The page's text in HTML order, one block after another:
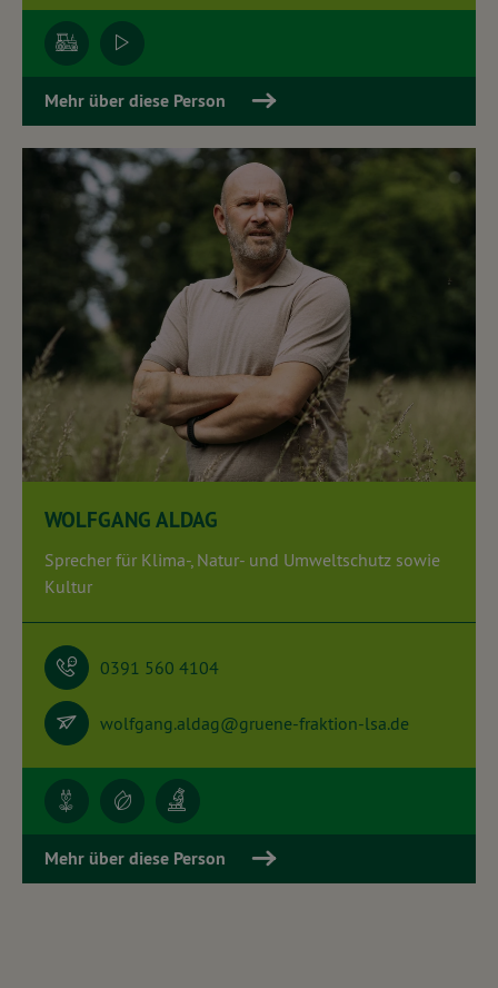
Mehr über diese Person
WOLFGANG ALDAG
Sprecher für Klima-, Natur- und Umweltschutz sowie
Kultur
0391 560 4104
wolfgang.aldag@gruene-fraktion-lsa.de
Mehr über diese Person